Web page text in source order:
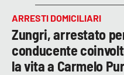
ARRESTI DOMICILIARI
Zungri, arrestato
conducente
la vita a Carmelo